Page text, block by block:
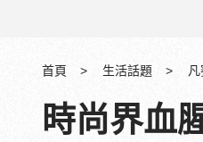
首頁 生活話題
時尚界血